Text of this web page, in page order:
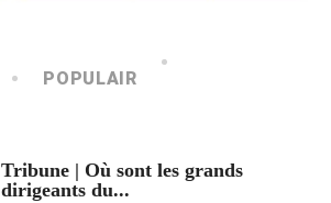
POPULAIR
Tribune | Où sont les grands
dirigeants du...